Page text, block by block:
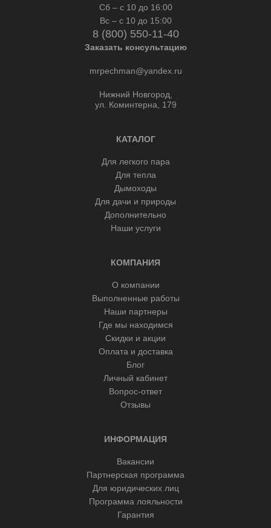
Сб – с 10 до 16:00
Вс – с 10 до 15:00
8 (800) 550-11-40
Заказать консультацию
mrpechman@yandex.ru
Нижний Новгород,
ул. Коминтерна, 179
КАТАЛОГ
Для легкого пара
Для тепла
Дымоходы
Для дачи и природы
Дополнительно
Наши услуги
КОМПАНИЯ
О компании
Выполненные работы
Наши партнеры
Где мы находимся
Скидки и акции
Оплата и доставка
Блог
Личный кабинет
Вопрос-ответ
Отзывы
ИНФОРМАЦИЯ
Вакансии
Партнерская программа
Для юридических лиц
Программа лояльности
Гарантия